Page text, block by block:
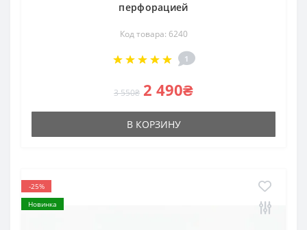
перфорацией
Код товара: 6240
1
3 550₴ 2 490₴
В КОРЗИНУ
-25%
Новинка